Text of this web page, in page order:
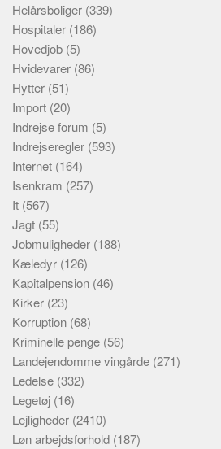
Helårsboliger (339)
Hospitaler (186)
Hovedjob (5)
Hvidevarer (86)
Hytter (51)
Import (20)
Indrejse forum (5)
Indrejseregler (593)
Internet (164)
Isenkram (257)
It (567)
Jagt (55)
Jobmuligheder (188)
Kæledyr (126)
Kapitalpension (46)
Kirker (23)
Korruption (68)
Kriminelle penge (56)
Landejendomme vingårde (271)
Ledelse (332)
Legetøj (16)
Lejligheder (2410)
Løn arbejdsforhold (187)